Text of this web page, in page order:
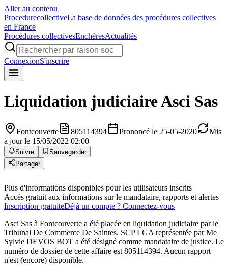
Aller au contenu
ProcedurecollectiveLa base de données des procédures collectives
en France
Procédures collectivesEnchèresActualités
ConnexionS'inscrire
Liquidation judiciaireAsci Sas
Fontcouverte 805114394 Prononcé le 25-05-2020
Mis
à jour le 15/05/2022 02:00
Suivre
Sauvegarder
Partager
Plus d'informations disponibles pour les utilisateurs inscrits
Accès gratuit aux informations sur le mandataire, rapports et alertes
Inscription gratuiteDéjà un compte ? Connectez-vous
Asci Sas à Fontcouverte a été placée en liquidation judiciaire par le
Tribunal De Commerce De Saintes. SCP LGA représentée par Me
Sylvie DEVOS BOT a été désigné comme mandataire de justice. Le
numéro de dossier de cette affaire est 805114394. Aucun rapport
n'est (encore) disponible.